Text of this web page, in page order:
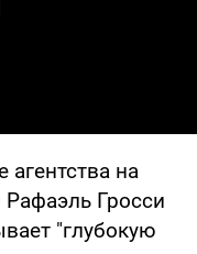
Video
агентства на
Гросси
"глубокую